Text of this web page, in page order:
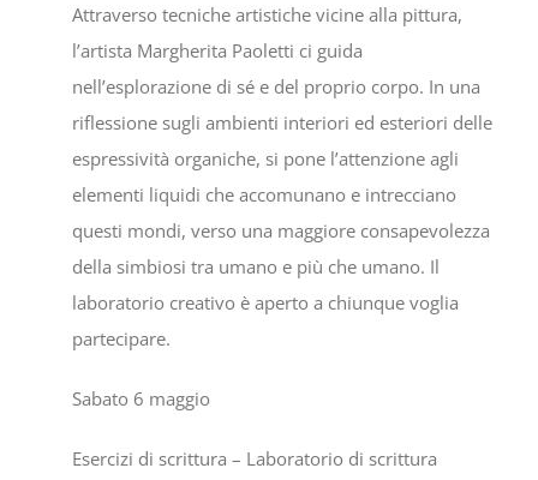
Attraverso tecniche artistiche vicine alla pittura,
l’artista Margherita Paoletti ci guida
nell’esplorazione di sé e del proprio corpo. In una
riflessione sugli ambienti interiori ed esteriori delle
espressività organiche, si pone l’attenzione agli
elementi liquidi che accomunano e intrecciano
questi mondi, verso una maggiore consapevolezza
della simbiosi tra umano e più che umano. Il
laboratorio creativo è aperto a chiunque voglia
partecipare.
Sabato 6 maggio
Esercizi di scrittura – Laboratorio di scrittura